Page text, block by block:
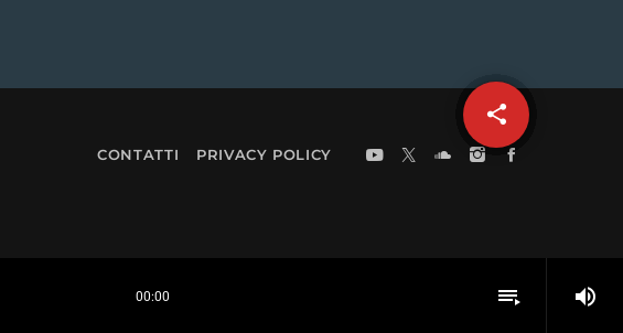
00:00 playlist_play volume_up
share
email
CONTATTI PRIVACY POLICY